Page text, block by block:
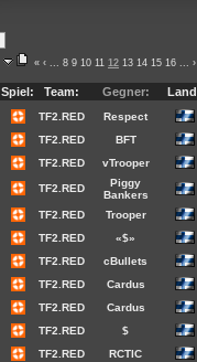
« ‹ ... 8 9 10 11 12 13 14 15 16 ... ›
Spiel: Team: Gegner:
TF2.RED
Respect
TF2.RED
BFT
TF2.RED vTrooper
TF2.RED
Piggy
Bankers
TF2.RED
Trooper
TF2.RED
«$»
TF2.RED
cBullets
TF2.RED
Cardus
TF2.RED
Cardus
TF2.RED
$
TF2.RED
RCTIC